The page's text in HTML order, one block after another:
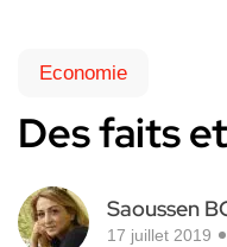
Economie
Des faits
Saoussen
17 juillet 2019